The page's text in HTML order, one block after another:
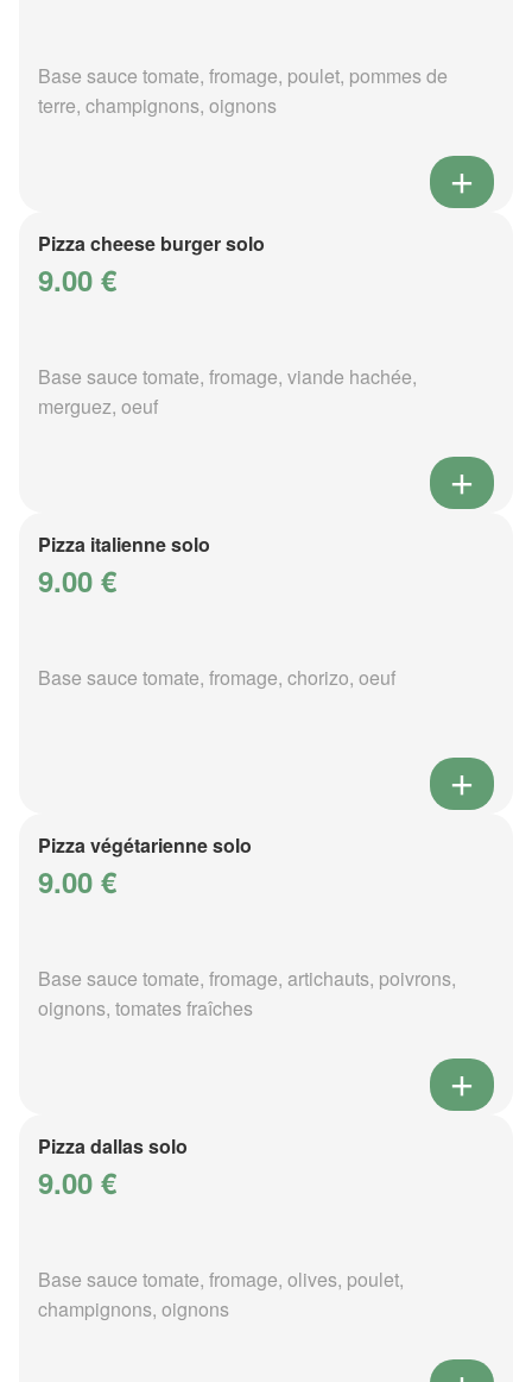
Base sauce tomate, fromage, poulet, pommes de
terre, champignons, oignons
Pizza cheese burger solo
9.00 €
Base sauce tomate, fromage, viande hachée,
merguez, oeuf
Pizza italienne solo
9.00 €
Base sauce tomate, fromage, chorizo, oeuf
Pizza végétarienne solo
9.00 €
Base sauce tomate, fromage, artichauts, poivrons,
oignons, tomates fraîches
Pizza dallas solo
9.00 €
Base sauce tomate, fromage, olives, poulet,
champignons, oignons